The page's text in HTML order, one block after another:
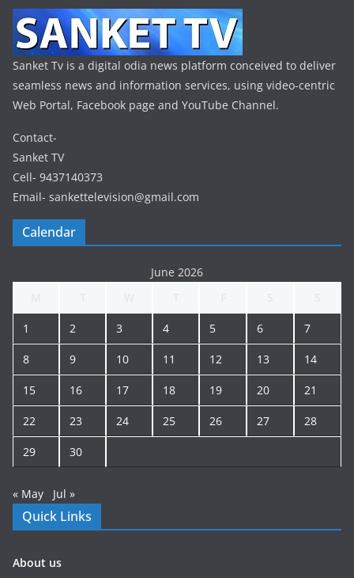
Sanket Tv is a digital odia news platform conceived to deliver
seamless news and information services, using video-centric
Web Portal, Facebook page and YouTube Channel.
Contact-
Sanket TV
Cell- 9437140373
Email- sankettelevision@gmail.com
Calendar
June 2026
1 2 3 4 5 6 7
8 9 10 11 12 13 14
15 16 17 18 19 20 21
22 23 24 25 26 27 28
29 30
« May Jul »
Quick Links
About us